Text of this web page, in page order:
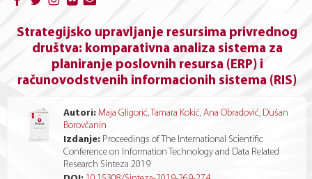
Strategijsko upravljanje resursima privrednog
društva: komparativna analiza sistema za
planiranje poslovnih resursa (ERP) i
računovodstvenih informacionih sistema (RIS)
Autori: Maja Gligorić, Tamara Kokić, Ana Obradović, Dušan
Borovčanin
Izdanje: Proceedings of The International Scientific
Conference on Information Technology and Data Related
Research Sinteza 2019